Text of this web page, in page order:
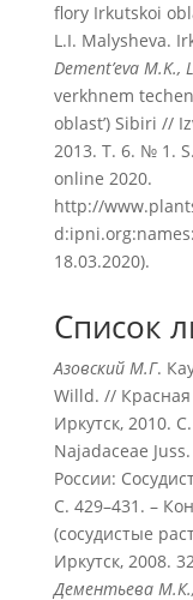
flory Irkutskoi
L.I. Malysheva.
Dement’eva M.K.,
verkhnem
oblast’) Sibiri //
2013. T. 6. № 1.
online 2020.
http://
18.03.2020).
Список
Азовский М.Г.
Willd. // Красная
Иркутск, 2010.
Najadaceae
России:
С. 429–431. –
(сосудистые
Иркутск, 2008.
Дементьева